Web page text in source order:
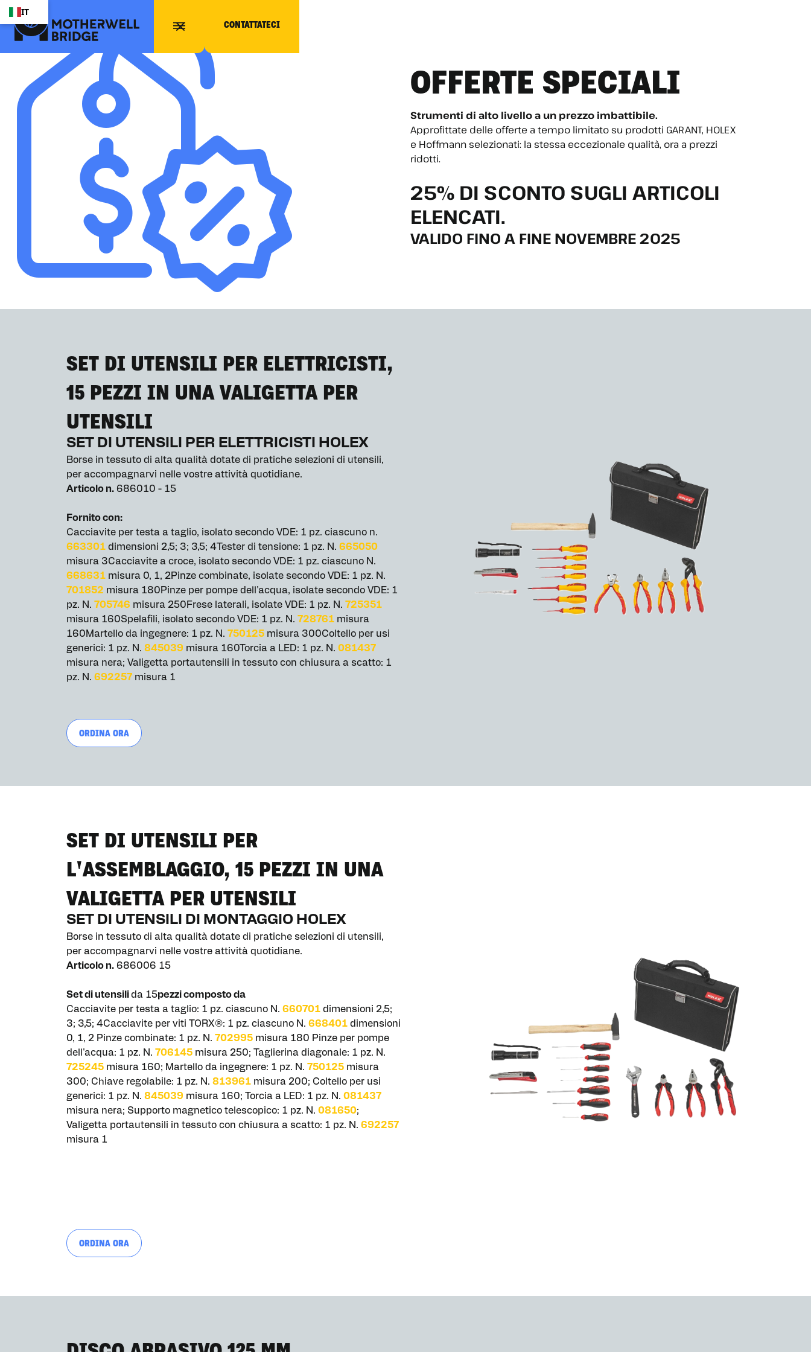
CONTATTATECI
IT
OFFERTE SPECIALI
Strumenti di alto livello a un prezzo imbattibile.
Approfittate delle offerte a tempo limitato su prodotti GARANT, HOLEX
e Hoffmann selezionati: la stessa eccezionale qualità, ora a prezzi
ridotti.
25% DI SCONTO SUGLI ARTICOLI
ELENCATI.
VALIDO FINO A FINE NOVEMBRE 2025
SET DI UTENSILI PER ELETTRICISTI,
15 PEZZI IN UNA VALIGETTA PER
UTENSILI
SET DI UTENSILI PER ELETTRICISTI HOLEX
Borse in tessuto di alta qualità dotate di pratiche selezioni di utensili,
per accompagnarvi nelle vostre attività quotidiane.
Articolo n. 686010 - 15
Fornito con:
Cacciavite per testa a taglio, isolato secondo VDE: 1 pz. ciascuno n.
663301 dimensioni 2,5; 3; 3,5; 4Tester di tensione: 1 pz. N. 665050
misura 3Cacciavite a croce, isolato secondo VDE: 1 pz. ciascuno N.
668631 misura 0, 1, 2Pinze combinate, isolate secondo VDE: 1 pz. N.
701852 misura 180Pinze per pompe dell'acqua, isolate secondo VDE: 1
pz. N. 705746 misura 250Frese laterali, isolate VDE: 1 pz. N. 725351
misura 160Spelafili, isolato secondo VDE: 1 pz. N. 728761 misura
160Martello da ingegnere: 1 pz. N. 750125 misura 300Coltello per usi
generici: 1 pz. N. 845039 misura 160Torcia a LED: 1 pz. N. 081437
misura nera; Valigetta portautensili in tessuto con chiusura a scatto: 1
pz. N. 692257 misura 1
ORDINA ORA
SET DI UTENSILI PER
L'ASSEMBLAGGIO, 15 PEZZI IN UNA
VALIGETTA PER UTENSILI
SET DI UTENSILI DI MONTAGGIO HOLEX
Borse in tessuto di alta qualità dotate di pratiche selezioni di utensili,
per accompagnarvi nelle vostre attività quotidiane.
Articolo n. 686006 15
Set di utensilida 15pezzi composto da
Cacciavite per testa a taglio: 1 pz. ciascuno N. 660701 dimensioni 2,5;
3; 3,5; 4Cacciavite per viti TORX®: 1 pz. ciascuno N. 668401 dimensioni
0, 1, 2 Pinze combinate: 1 pz. N. 702995 misura 180 Pinze per pompe
dell'acqua: 1 pz. N. 706145 misura 250; Taglierina diagonale: 1 pz. N.
725245 misura 160; Martello da ingegnere: 1 pz. N. 750125 misura
300; Chiave regolabile: 1 pz. N. 813961 misura 200; Coltello per usi
generici: 1 pz. N. 845039 misura 160; Torcia a LED: 1 pz. N. 081437
misura nera; Supporto magnetico telescopico: 1 pz. N. 081650;
Valigetta portautensili in tessuto con chiusura a scatto: 1 pz. N. 692257
misura 1
ORDINA ORA